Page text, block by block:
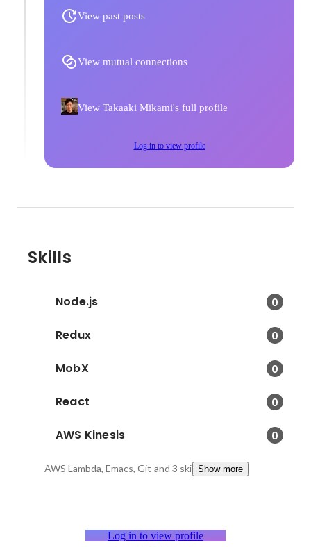
View past posts
View mutual connections
View Takaaki Mikami's full profile
Log in to view profile
Skills
Node.js 0
Redux 0
MobX 0
React 0
AWS Kinesis 0
AWS Lambda, Emacs, Git and 3 skillsShow more
Log in to view profile